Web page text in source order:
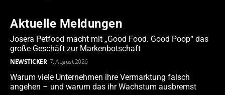
Aktuelle Meldungen
Josera Petfood macht mit „Good Food. Good Poop“ das
große Geschäft zur Markenbotschaft
NEWSTICKER 7. August 2026
Warum viele Unternehmen ihre Vermarktung falsch
angehen – und warum das ihr Wachstum ausbremst